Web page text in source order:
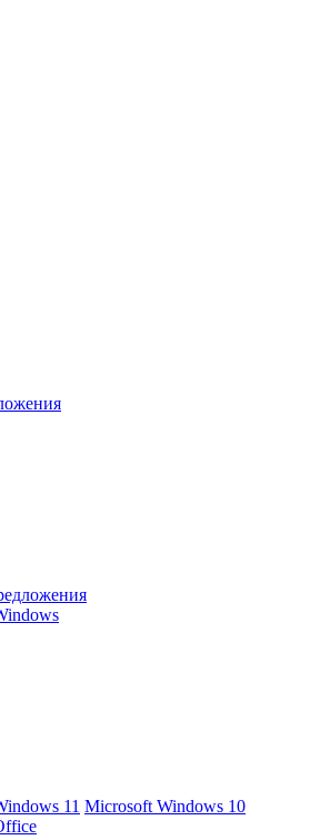
11 Microsoft Windows 10